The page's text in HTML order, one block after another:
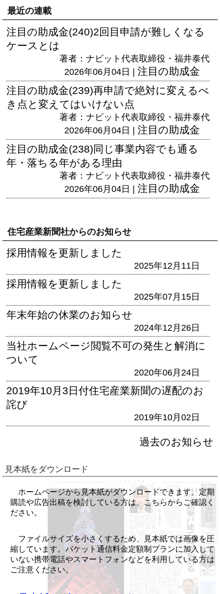
最近の連載
注目の助成金(240)2回目申請が難しくなる
ケースとは
著者：ナビット代表取締役・福井泰代
2026年06月04日 | 注目の助成金
注目の助成金(239)再申請で絶対に変えるべ
き点と変えてはいけない点
著者：ナビット代表取締役・福井泰代
2026年06月04日 | 注目の助成金
注目の助成金(238)同じ事業内容でも通る
年・落ちる年がある理由
著者：ナビット代表取締役・福井泰代
2026年06月04日 | 注目の助成金
住宅産業新聞社からのお知らせ
採用情報を更新しました
2025年12月11日
採用情報を更新しました
2025年07月15日
年末年始の休業のお知らせ
2024年12月26日
当社ホームページ閲覧不可の発生と解消に
ついて
2020年06月24日
2019年10月3日付住宅産業新聞の遅配のお
詫び
2019年10月02日
過去のお知らせ
見本紙をダウンロード
ホームページから見本紙がダウンロードできます。定期
購読や広告出稿を検討している方は、こちらからご確認く
ださい。
ファイルサイズを小さくするため、見本紙では画像を圧
縮しています。パケット通信料金定額制プランに加入して
いない携帯電話やスマートフォンなどを利用している方は
ご注意ください。